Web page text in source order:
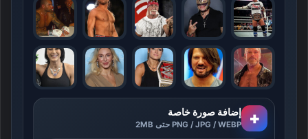
+ إضافة صورة خاصة
PNG / JPG / WEBP حتى 2MB